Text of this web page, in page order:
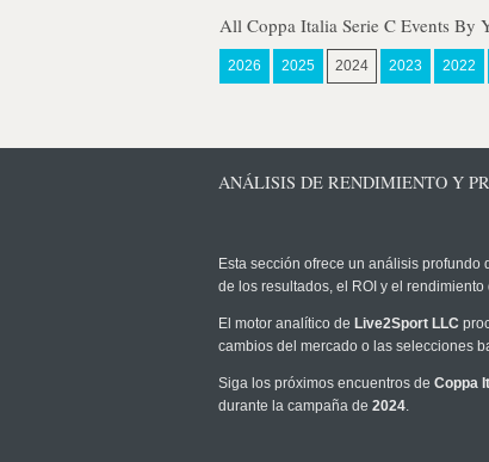
All Coppa Italia Serie C Events By
2026 2025 2024 2023 2022
ANÁLISIS DE RENDIMIENTO Y
Esta sección ofrece un análisis
de los resultados, el ROI y el
El motor analítico de Live2Sport LLC
cambios del mercado o las selecciones
Siga los próximos encuentros de Coppa
durante la campaña de 2024.